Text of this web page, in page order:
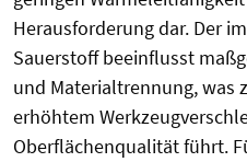
Herausforderung dar. Der
Sauerstoff beeinflusst
und Materialtrennung, was
erhöhtem
Oberflächenqualität führt.